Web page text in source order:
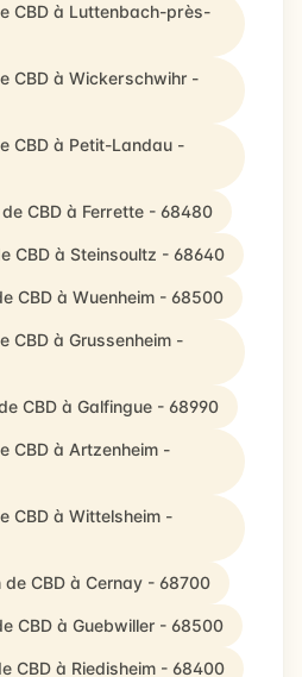
CBD à Luttenbach-près-
CBD à Wickerschwihr -
CBD à Petit-Landau -
CBD à Ferrette - 68480
CBD à Steinsoultz - 68640
CBD à Wuenheim - 68500
CBD à Grussenheim -
CBD à Galfingue - 68990
CBD à Artzenheim -
CBD à Wittelsheim -
CBD à Cernay - 68700
CBD à Guebwiller - 68500
CBD à Riedisheim - 68400